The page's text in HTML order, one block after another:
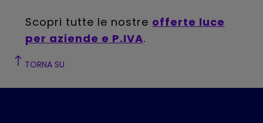
Scopri tutte le nostre offerte luce
per aziende e P.IVA.
TORNA SU